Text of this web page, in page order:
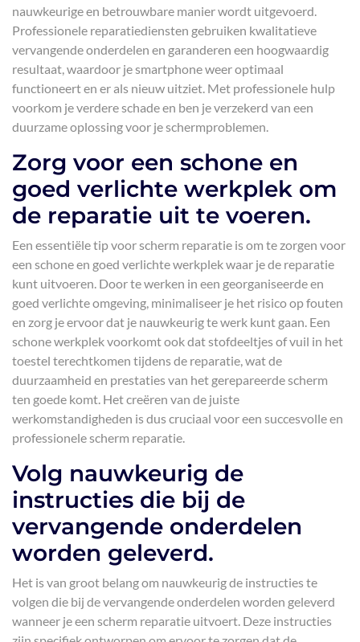
nauwkeurige en betrouwbare manier wordt uitgevoerd.
Professionele reparatiediensten gebruiken kwalitatieve
vervangende onderdelen en garanderen een hoogwaardig
resultaat, waardoor je smartphone weer optimaal
functioneert en er als nieuw uitziet. Met professionele hulp
voorkom je verdere schade en ben je verzekerd van een
duurzame oplossing voor je schermproblemen.
Zorg voor een schone en
goed verlichte werkplek om
de reparatie uit te voeren.
Een essentiële tip voor scherm reparatie is om te zorgen voor
een schone en goed verlichte werkplek waar je de reparatie
kunt uitvoeren. Door te werken in een georganiseerde en
goed verlichte omgeving, minimaliseer je het risico op fouten
en zorg je ervoor dat je nauwkeurig te werk kunt gaan. Een
schone werkplek voorkomt ook dat stofdeeltjes of vuil in het
toestel terechtkomen tijdens de reparatie, wat de
duurzaamheid en prestaties van het gerepareerde scherm
ten goede komt. Het creëren van de juiste
werkomstandigheden is dus cruciaal voor een succesvolle en
professionele scherm reparatie.
Volg nauwkeurig de
instructies die bij de
vervangende onderdelen
worden geleverd.
Het is van groot belang om nauwkeurig de instructies te
volgen die bij de vervangende onderdelen worden geleverd
wanneer je een scherm reparatie uitvoert. Deze instructies